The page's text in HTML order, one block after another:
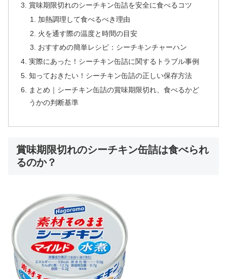
賞味期限切れのシーチキン缶詰を安全に食べるコツ
加熱調理して食べるべき理由
火を通す際の温度と時間の目安
おすすめの簡単レシピ：シーチキンチャーハン
実際にあった！シーチキン缶詰に関するトラブル事例
知っておきたい！シーチキン缶詰の正しい保存方法
まとめ｜シーチキン缶詰の賞味期限切れ、食べるかど
うかの判断基準
賞味期限切れのシーチキン缶詰は食べられ
るのか？